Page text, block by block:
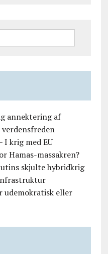
annektering af
I krig med EU
Hamas-massakren?
skjulte hybridkrig
eller